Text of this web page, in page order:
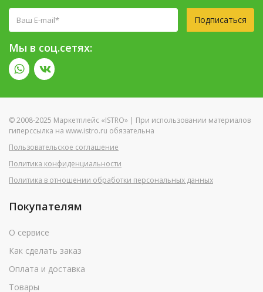
Подписаться
Мы в соц.сетях:
© 2008-2025 Маркетплейс «ISTRO» | При использовании материалов
гиперссылка на www.istro.ru обязательна
Пользовательское соглашение
Политика конфиденциальности
Политика в отношении обработки персональных данных
Покупателям
О сервисе
Как сделать заказ
Оплата и доставка
Товары